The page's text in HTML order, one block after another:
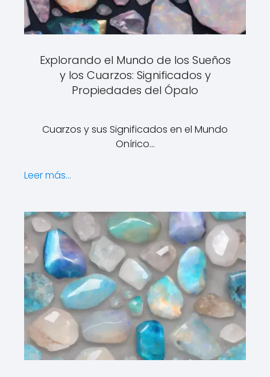
Explorando el Mundo de los Sueños
y los Cuarzos: Significados y
Propiedades del Ópalo
Cuarzos y sus Significados en el Mundo
Onírico…
Leer más...